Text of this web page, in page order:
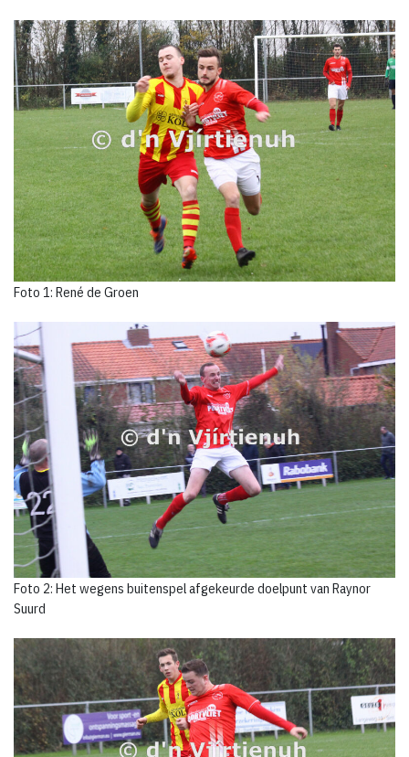
Foto 1: René de Groen
Foto 2: Het wegens buitenspel afgekeurde doelpunt van Raynor
Suurd